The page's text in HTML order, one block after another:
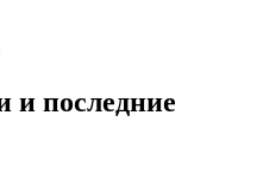
и последние